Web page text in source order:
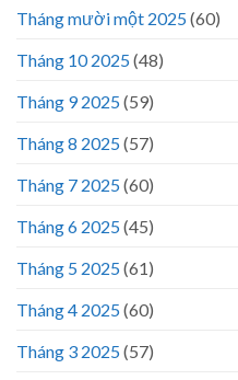
Tháng mười một 2025(60)
Tháng 10 2025(48)
Tháng 9 2025(59)
Tháng 8 2025(57)
Tháng 7 2025(60)
Tháng 6 2025(45)
Tháng 5 2025(61)
Tháng 4 2025(60)
Tháng 3 2025(57)